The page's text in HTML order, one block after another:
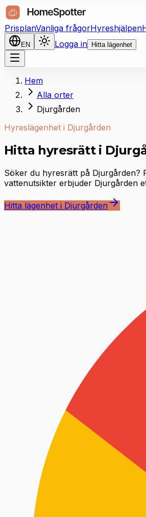
PrisplanVanliga frågorHyreshjälpen
EN Logga in Hitta lägenhet
Hem
Alla orter
Djurgården
Hyreslägenhet i Djurgården
Hitta hyresrätt i
Söker du hyresrätt på Djurgården?
vattenutsikter erbjuder Djurgården
Hitta lägenhet i Djurgården